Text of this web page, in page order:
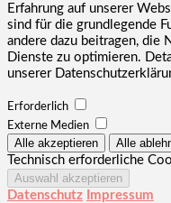
Erfahrung auf unserer
sind für die grundlegende
andere dazu beitragen, die
Dienste zu optimieren.
unserer
Erforderlich
Externe Medien
Technisch erforderliche
Datenschutz Impressum